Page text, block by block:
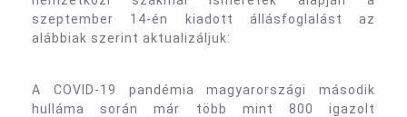
szeptember 14-én kiadott állásfoglalást az
alábbiak szerint aktualizáljuk:
A COVID-19 pandémia magyarországi második
hulláma során már több mint 800 igazolt